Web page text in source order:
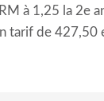
à 1,25 la 2e
tarif de 427,50